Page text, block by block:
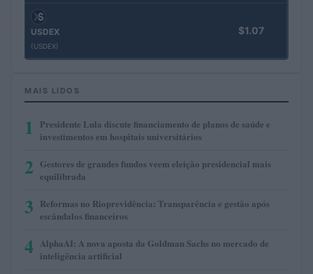
USDEX
(USDEX)
$1.07
MAIS LIDOS
1
Presidente Lula discute financiamento de planos de saúde e
investimentos em hospitais universitários
2 Gestores de grandes fundos veem eleição presidencial mais
equilibrada
3 Reformas no Rioprevidência: Transparência e gestão após
escândalos financeiros
4 AlphaAI: A nova aposta da Goldman Sachs no mercado de
inteligência artificial